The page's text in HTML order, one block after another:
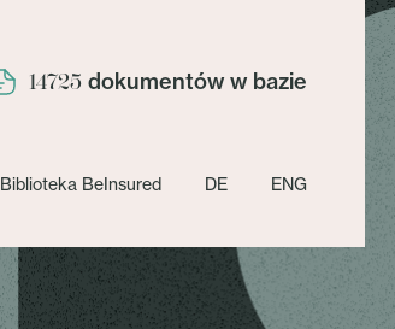
14725 dokumentów w bazie
Biblioteka BeInsured DE ENG